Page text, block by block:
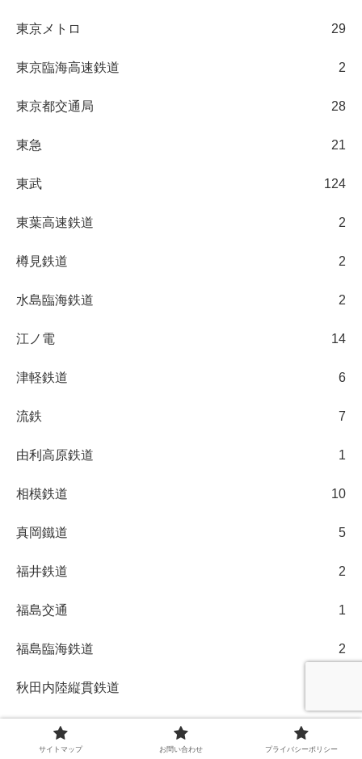
東京メトロ 29
東京臨海高速鉄道 2
東京都交通局 28
東急 21
東武 124
東葉高速鉄道 2
樽見鉄道 2
水島臨海鉄道 2
江ノ電 14
津軽鉄道 6
流鉄 7
由利高原鉄道 1
相模鉄道 10
真岡鐵道 5
福井鉄道 2
福島交通 1
福島臨海鉄道 2
秋田内陸縦貫鉄道
秩父鉄道
サイトマップ お問い合わせ プライバシーポリシー